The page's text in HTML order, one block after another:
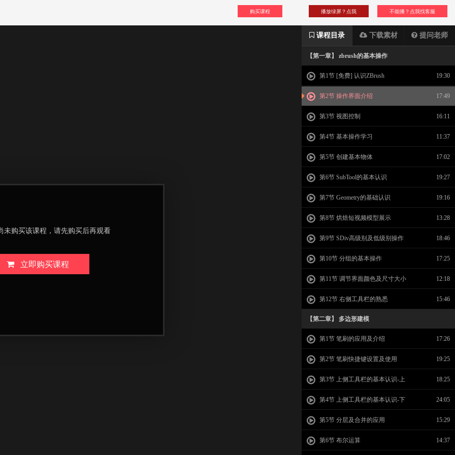
购买课程 不能播？点我找客服
播放绿屏？点我
课程目录 下载素材 提问老师
【第一章】 zbrush的基本操作
第1节 [免费] 认识ZBrush 19:30
第2节 操作界面介绍 17:49
第3节 视图控制 16:11
第4节 基本操作学习 11:37
第5节 创建基本物体 17:02
第6节 SubTool的基本认识 19:27
第7节 Geometry的基础认识 19:16
第8节 烘焙短视频模型展示 13:28
第9节 SDiv高级别及低级别操作 18:46
第10节 分组的基本操作 17:25
第11节 调节界面颜色及尺寸大小 12:18
第12节 右侧工具栏的熟悉 15:46
【第二章】 多边形建模
第1节 笔刷的应用及介绍 17:26
第2节 笔刷快捷键设置及使用 19:25
第3节 上侧工具栏的基本认识-上 18:25
第4节 上侧工具栏的基本认识-下 24:05
第5节 分层及合并的应用 15:29
第6节 布尔运算 14:37
未购买该课程，请先购买后再观看
立即购买课程